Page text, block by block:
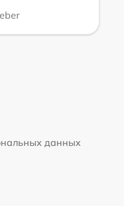
данных